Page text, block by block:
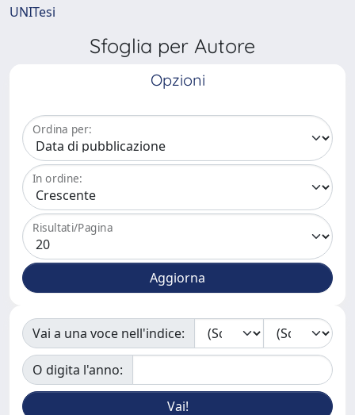
UNITesi
Sfoglia per Autore
Opzioni
Ordina per:
In ordine:
Risultati/Pagina
Vai a una voce nell'indice:
O digita l'anno: